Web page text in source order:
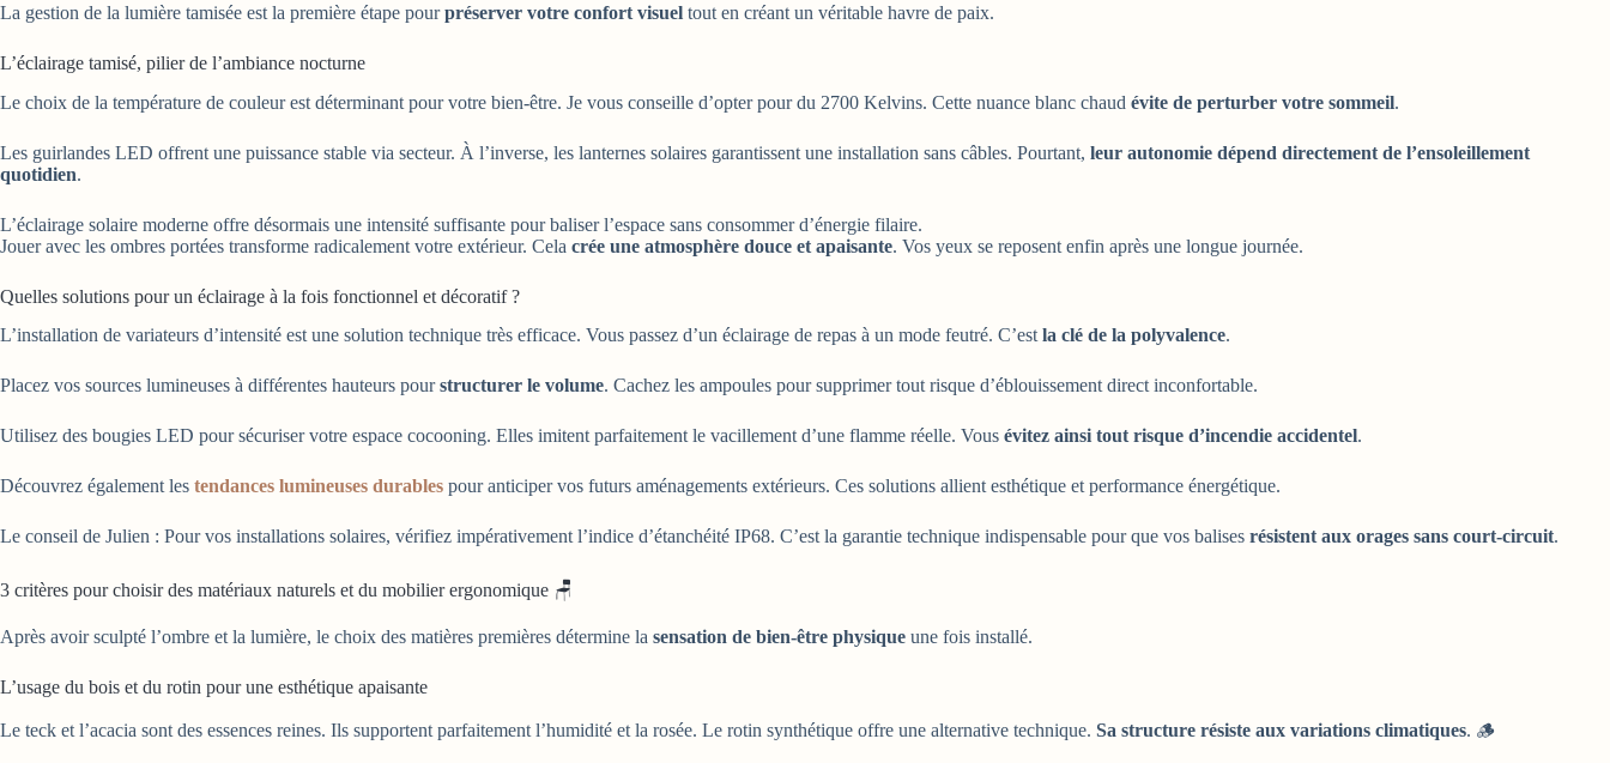
La gestion de la lumière tamisée est la première étape pourpréserver votre confort visuel tout en créant un véritable havre de paix.
L’éclairage tamisé, pilier de l’ambiance nocturne
Le choix de la température de couleur est déterminant pour votre bien-être. Je vous conseille d’opter pour du 2700 Kelvins. Cette nuance blanc chaud évite de perturber votre sommeil.
Les guirlandes LED offrent une puissance stable via secteur. À l’inverse, les lanternes solaires garantissent une installation sans câbles. Pourtant, leur autonomie dépend directement de l’ensoleillement
quotidien.
L’éclairage solaire moderne offre désormais une intensité suffisante pour baliser l’espace sans consommer d’énergie filaire.
Jouer avec les ombres portées transforme radicalement votre extérieur. Cela crée une atmosphère douce et apaisante. Vos yeux se reposent enfin après une longue journée.
Quelles solutions pour un éclairage à la fois fonctionnel et décoratif ?
L’installation de variateurs d’intensité est une solution technique très efficace. Vous passez d’un éclairage de repas à un mode feutré. C’est la clé de la polyvalence.
Placez vos sources lumineuses à différentes hauteurs pourstructurer le volume. Cachez les ampoules pour supprimer tout risque d’éblouissement direct inconfortable.
Utilisez des bougies LED pour sécuriser votre espace cocooning. Elles imitent parfaitement le vacillement d’une flamme réelle. Vous évitez ainsi tout risque d’incendie accidentel.
Découvrez également les tendances lumineuses durables pour anticiper vos futurs aménagements extérieurs. Ces solutions allient esthétique et performance énergétique.
Le conseil de Julien : Pour vos installations solaires, vérifiez impérativement l’indice d’étanchéité IP68. C’est la garantie technique indispensable pour que vos balises résistent aux orages sans court-circuit.
3 critères pour choisir des matériaux naturels et du mobilier ergonomique 🪑
Après avoir sculpté l’ombre et la lumière, le choix des matières premières détermine la sensation de bien-être physique une fois installé.
L’usage du bois et du rotin pour une esthétique apaisante
Le teck et l’acacia sont des essences reines. Ils supportent parfaitement l’humidité et la rosée. Le rotin synthétique offre une alternative technique. Sa structure résiste aux variations climatiques. 🪵